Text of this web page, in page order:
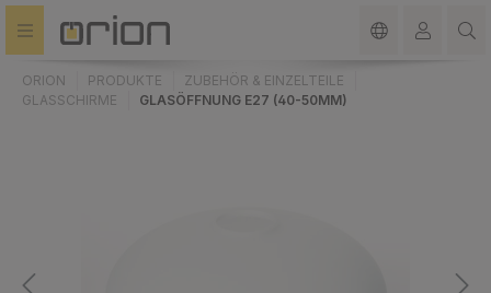
springen
ORION PRODUKTE
ZUBEHÖR & EINZELTEILE
GLASSCHIRME
GLASÖFFNUNG E27 (40-50MM)